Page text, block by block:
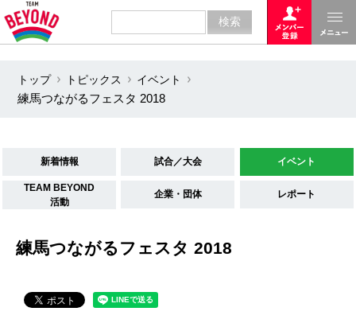
トップ トピックス
イベント
練馬つながるフェスタ 2018
新着情報 試合／大会 イベント
TEAM BEYOND
活動
企業・団体 レポート
練馬つながるフェスタ 2018